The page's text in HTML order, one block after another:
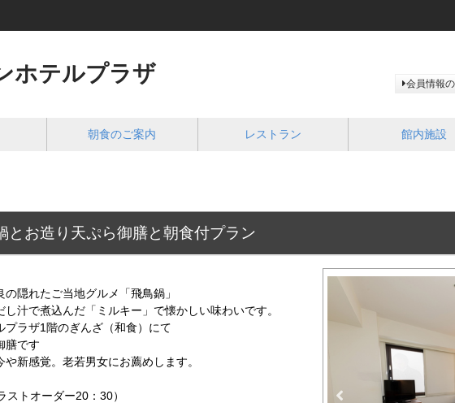
ホテルプラザ 会員情報
朝食のご案内 レストラン 館内施設
とお造り天ぷら御膳と朝食付プラン
隠れたご当地グルメ「飛鳥鍋」
汁で煮込んだ「ミルキー」で懐かしい味わいです。
プラザ1階のぎんざ（和食）にて
膳です
新感覚。老若男女にお薦めします。
トオーダー20：30）